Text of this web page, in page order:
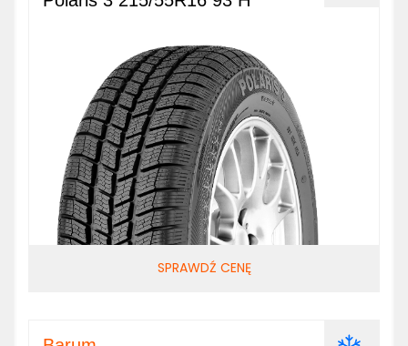
SPRAWDŹ CENĘ